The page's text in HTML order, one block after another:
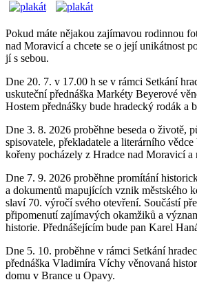
Pokud máte nějakou zajímavou rodinnou
nad Moravicí a chcete se o její unikátnost
jí s sebou.
Dne 20. 7. v 17.00 h se v rámci Setkání
uskuteční přednáška Markéty Beyerové
Hostem přednášky bude hradecký rodák a
Dne 3. 8. 2026 proběhne beseda o životě,
spisovatele, překladatele a literárního
kořeny pocházely z Hradce nad Moravicí a
Dne 7. 9. 2026 proběhne promítání
a dokumentů mapujících vznik městského
slaví 70. výročí svého otevření. Součástí
připomenutí zajímavých okamžiků a
historie. Přednášejícím bude pan Karel
Dne 5. 10. proběhne v rámci Setkání
přednáška Vladimíra Víchy věnovaná
domu v Brance u Opavy.